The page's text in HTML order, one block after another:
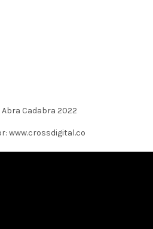
Cadabra 2022
www.crossdigital.co